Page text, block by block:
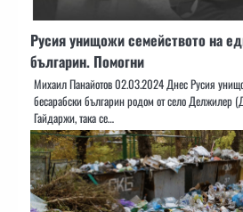
Русия унищожи семейството на
българин. Помогни
Михаил Панайотов 02.03.2024 Днес Русия
бесарабски българин родом от село Делжилер
Гайдаржи, така се…